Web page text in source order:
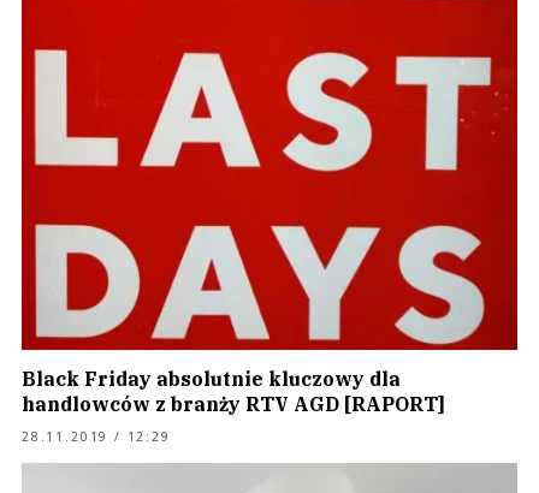
Black Friday absolutnie kluczowy dla
handlowców z branży RTV AGD [RAPORT]
28.11.2019 / 12:29